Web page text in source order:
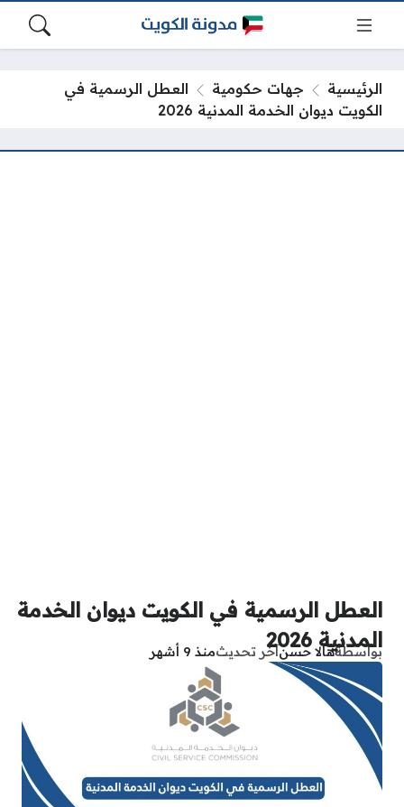
الرئيسية جهات حكومية
العطل الرسمية في
الكويت ديوان الخدمة المدنية 2026
العطل الرسمية في الكويت ديوان الخدمة
المدنية 2026
بواسطةهالا حسنآخر تحديثمنذ 9 أشهر